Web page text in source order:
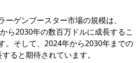
ーゲンブースター市場の規模は、
ら2030年の数百万ドルに成長するこ
。そして、2024年から2030年までの
ると期待されています。